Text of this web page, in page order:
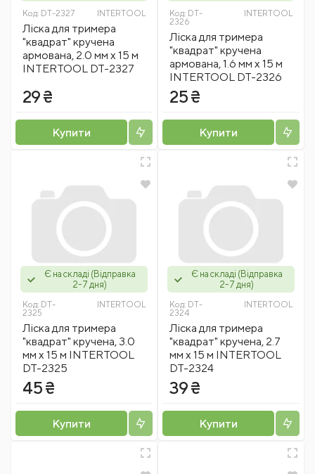
Код: DT-2327 INTERTOOL
Лiска для тримера
"квадрат" кручена
армована, 2.0 мм x 15 м
INTERTOOL DT-2327
29 ₴
Купити
Код: DT-
2326
INTERTOOL
Лiска для тримера
"квадрат" кручена
армована, 1.6 мм x 15 м
INTERTOOL DT-2326
25 ₴
Купити
Є на складі (Відправка
2-7 дня)
Код: DT-
2325
INTERTOOL
Лiска для тримера
"квадрат" кручена, 3.0
мм x 15 м INTERTOOL
DT-2325
45 ₴
Купити
Є на складі (Відправка
2-7 дня)
Код: DT-
2324
INTERTOOL
Лiска для тримера
"квадрат" кручена, 2.7
мм x 15 м INTERTOOL
DT-2324
39 ₴
Купити